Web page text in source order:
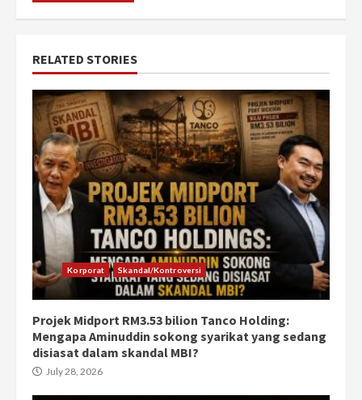
RELATED STORIES
Korporat Skandal/Kontroversi
Projek Midport RM3.53 bilion Tanco Holding:
Mengapa Aminuddin sokong syarikat yang sedang
disiasat dalam skandal MBI?
July 28, 2026